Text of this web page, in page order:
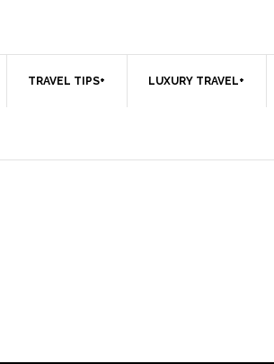
TRAVEL TIPS+ LUXURY TRAVEL+